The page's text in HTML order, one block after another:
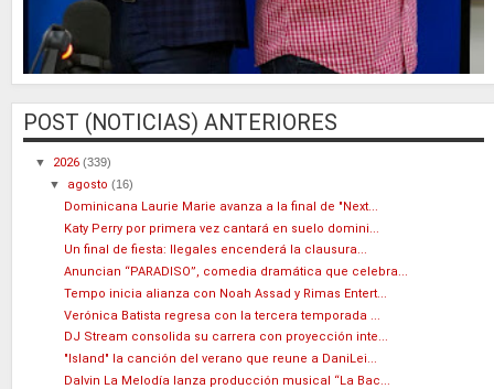
POST (NOTICIAS) ANTERIORES
▼ 2026 (339)
▼ agosto(16)
Dominicana Laurie Marie avanza a la final de "Next...
Katy Perry por primera vez cantará en suelo domini...
Un final de fiesta: Ilegales encenderá la clausura...
Anuncian “PARADISO”, comedia dramática que celebra...
Tempo inicia alianza con Noah Assad y Rimas Entert...
Verónica Batista regresa con la tercera temporada ...
DJ Stream consolida su carrera con proyección inte...
"Island" la canción del verano que reune a DaniLei...
Dalvin La Melodía lanza producción musical “La Bac...